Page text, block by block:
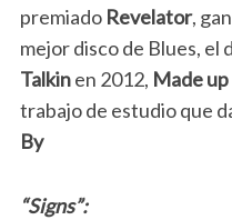
premiado Revelator,
mejor disco de Blues, el
Talkinen 2012, Made
trabajo de estudio que
By
“Signs”: